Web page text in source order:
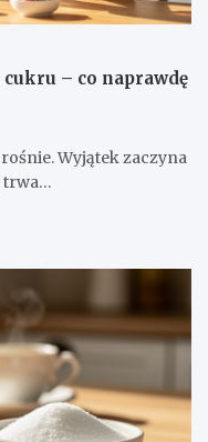
– co naprawdę
Wyjątek zaczyna
trwa…